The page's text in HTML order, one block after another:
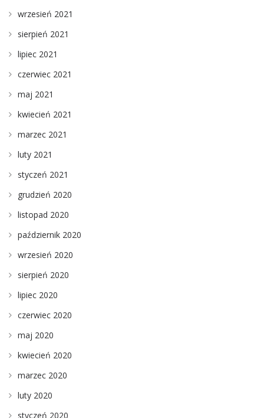
wrzesień 2021
sierpień 2021
lipiec 2021
czerwiec 2021
maj 2021
kwiecień 2021
marzec 2021
luty 2021
styczeń 2021
grudzień 2020
listopad 2020
październik 2020
wrzesień 2020
sierpień 2020
lipiec 2020
czerwiec 2020
maj 2020
kwiecień 2020
marzec 2020
luty 2020
styczeń 2020